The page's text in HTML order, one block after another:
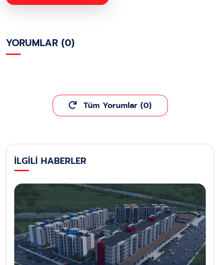
YORUMLAR (0)
Tüm Yorumlar (0)
İLGİLİ HABERLER